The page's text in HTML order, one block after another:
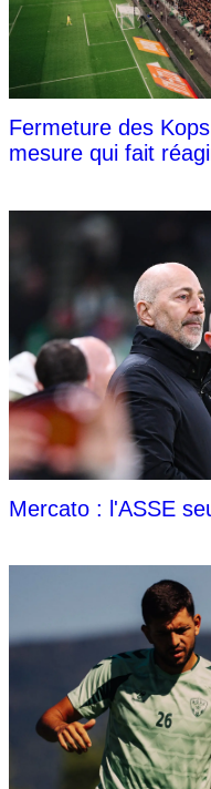
Fermeture des
mesure qui fait
Mercato : l'ASSE